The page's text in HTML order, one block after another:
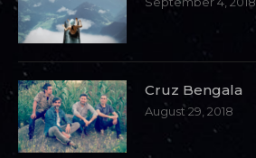
Cruz Bengala
August 29, 2018